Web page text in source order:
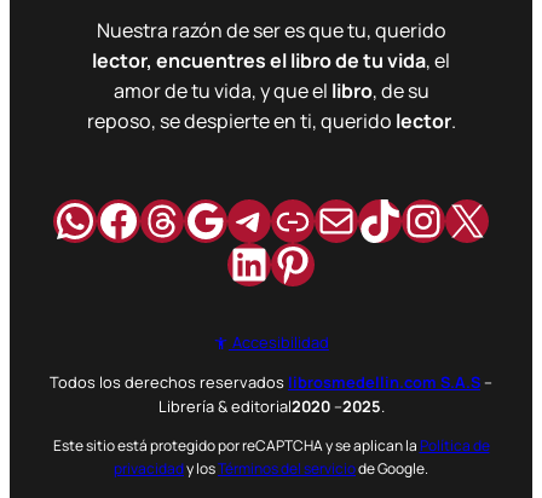
Nuestra razón de ser es que tu, querido
lector, encuentres el libro de tu vida, el
amor de tu vida, y que el libro, de su
reposo, se despierte en ti, querido lector.
WhatsApp
Facebook
Hilos
Google
Telegram
Enlace
Correo
TikTok
X
LinkedIn
Pinterest
Accesibilidad
Todos los derechos reservados librosmedellin.com S.A.S–
Librería & editorial2020–2025.
Este sitio está protegido por reCAPTCHA y se aplican laPolítica de
privacidady losTérminos del serviciode Google.